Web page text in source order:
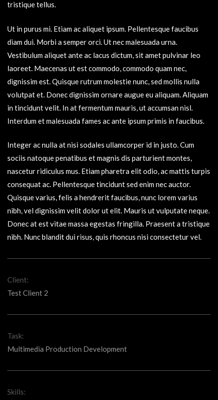
tristique tellus.
Ut in purus mi. Etiam ac aliquet ipsum. Pellentesque faucibus
diam dui. Morbi a semper orci. Ut nec malesuada urna.
Vestibulum aliquet ante ac lacus dictum, sit amet pulvinar leo
laoreet. Maecenas ut est commodo, commodo quam nec,
dignissim est. Quisque rutrum molestie nunc, sed mollis nulla
volutpat et. Donec dignissim ornare augue eu aliquam. Aliquam
in tincidunt velit. In at fermentum mauris, ut accumsan nisl.
Interdum et malesuada fames ac ante ipsum primis in faucibus.
Integer ac nulla at nisi sodales ullamcorper id in justo. Cum
sociis natoque penatibus et magnis dis parturient montes,
nascetur ridiculus mus. Etiam pharetra elit odio, ac mattis turpis
consequat ac. Pellentesque tincidunt sed enim nec auctor.
Quisque varius, felis a hendrerit faucibus, nunc lorem varius
nibh, vel dignissim velit dolor ut elit. Mauris ut vulputate neque.
Donec at est vitae massa egestas fringilla. Praesent a tristique
nibh. Nunc blandit dui risus, quis rhoncus nisi consectetur vel.
Client:
Test Client 2
Task:
Multimedia Production Development
Skills: